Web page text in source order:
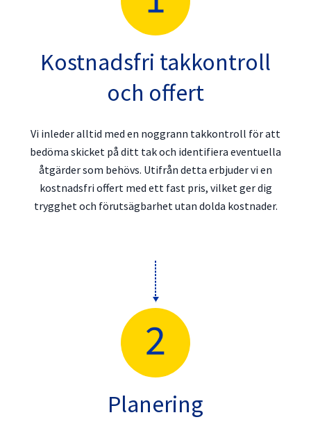
Kostnadsfri takkontroll
och offert
Vi inleder alltid med en noggrann takkontroll för att
bedöma skicket på ditt tak och identifiera eventuella
åtgärder som behövs. Utifrån detta erbjuder vi en
kostnadsfri offert med ett fast pris, vilket ger dig
trygghet och förutsägbarhet utan dolda kostnader.
Planering